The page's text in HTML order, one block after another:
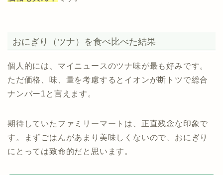
おにぎり（ツナ）を食べ比べた結果
個人的には、マイニュースのツナ味が最も好みです。
ただ価格、味、量を考慮するとイオンが断トツで総合
ナンバー1と言えます。
期待していたファミリーマートは、正直残念な印象で
す。まずごはんがあまり美味しくないので、おにぎり
にとっては致命的だと思います。